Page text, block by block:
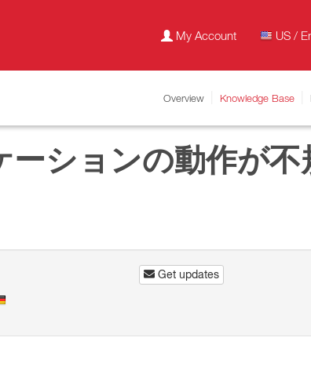
My Account US /
Overview Knowledge Base
ションの動作が不
Get updates